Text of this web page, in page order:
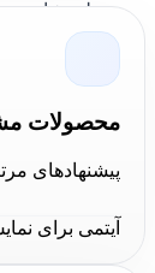
رولی شانه
عایق رولی الاستومری 19
شرایط
صوتی نیز
مشخصات
محصولات
پیشنهادهای
آیتمی برای